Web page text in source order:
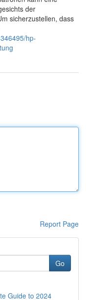
der
sicherzustellen, dass
hp-
Report Page
Go
Guide to 2024